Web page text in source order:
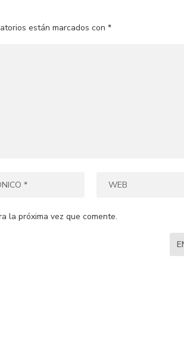
están marcados con*
la próxima vez que comente.